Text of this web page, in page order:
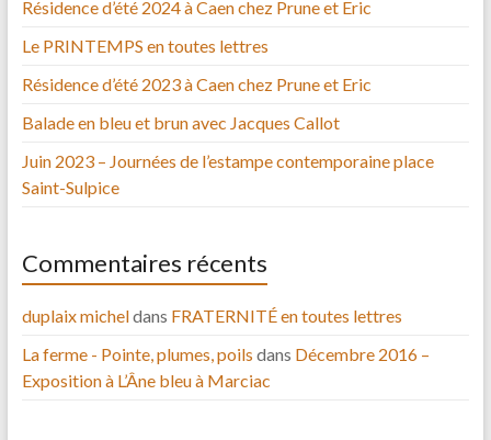
Résidence d’été 2024 à Caen chez Prune et Eric
Le PRINTEMPS en toutes lettres
Résidence d’été 2023 à Caen chez Prune et Eric
Balade en bleu et brun avec Jacques Callot
Juin 2023 – Journées de l’estampe contemporaine place
Saint-Sulpice
Commentaires récents
duplaix micheldans FRATERNITÉ en toutes lettres
La ferme - Pointe, plumes, poils dans Décembre 2016 –
Exposition à L’Âne bleu à Marciac